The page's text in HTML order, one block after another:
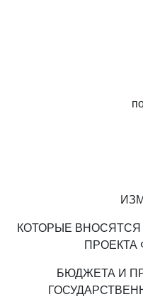
КОТОРЫЕ
ПРОЕКТА
БЮДЖЕТА И